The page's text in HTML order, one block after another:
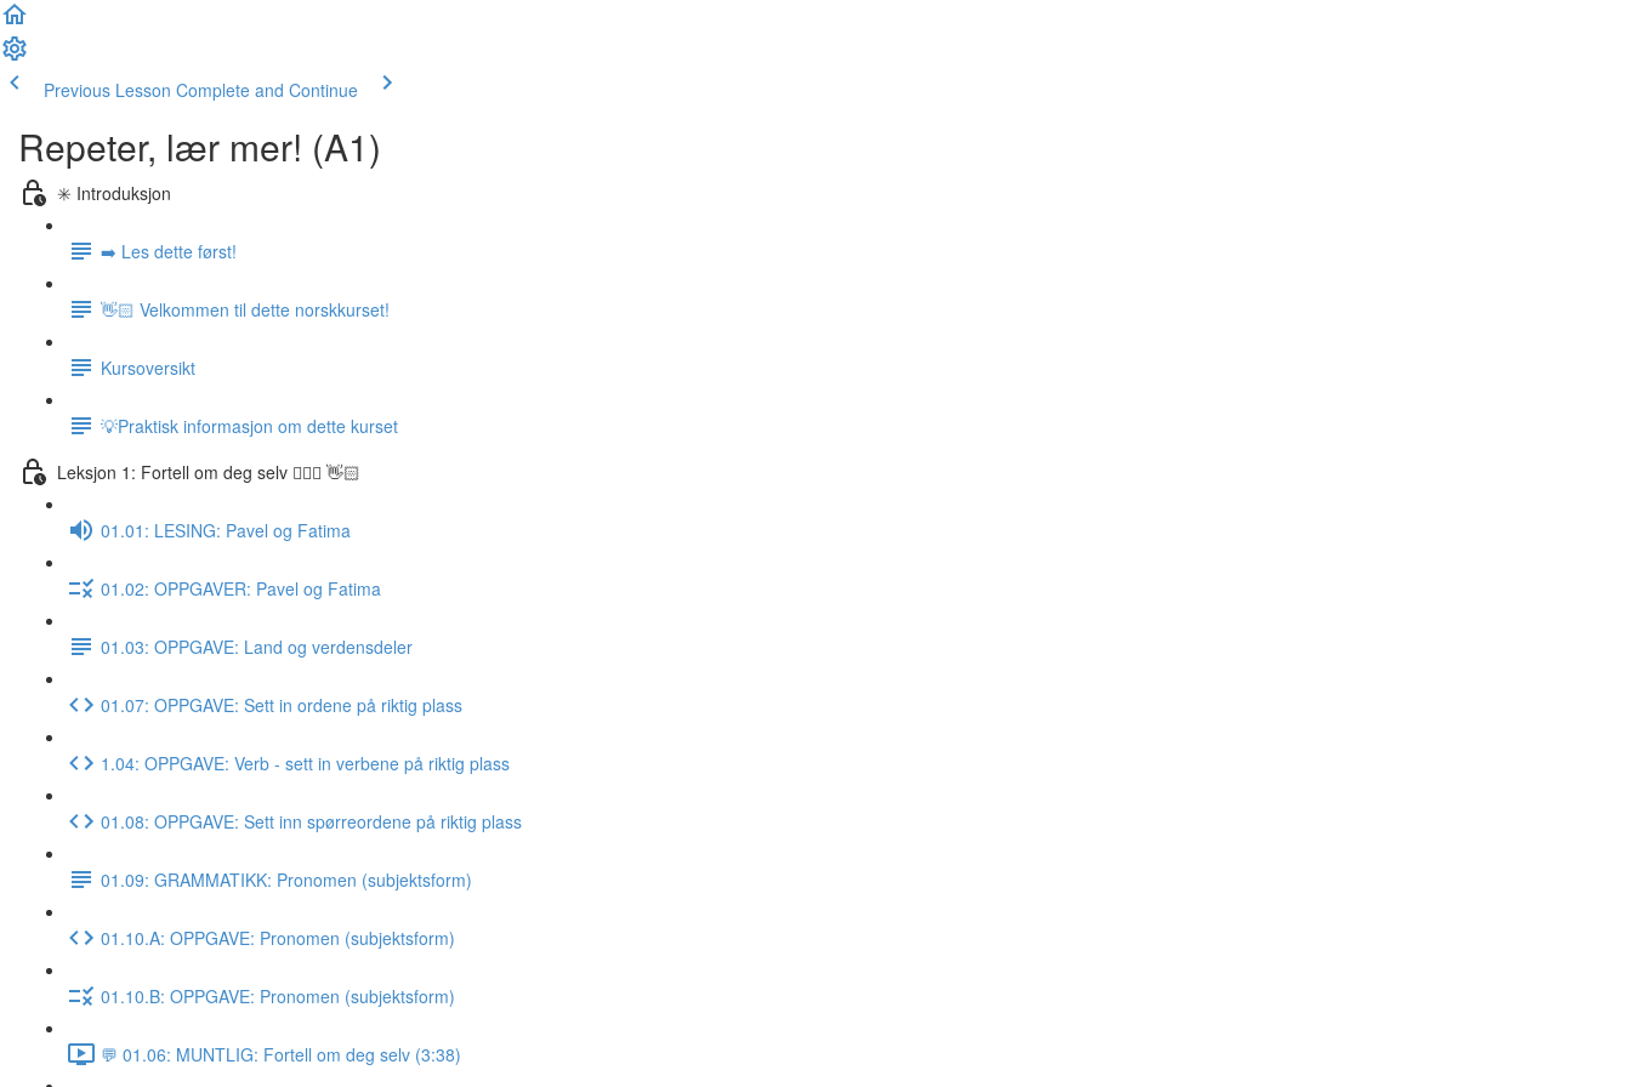
Previous Lesson Complete and Continue
Repeter, lær mer! (A1)
✳️ Introduksjon
➡️ Les dette først!
👋🏻 Velkommen til dette norskkurset!
Kursoversikt
💡Praktisk informasjon om dette kurset
Leksjon 1: Fortell om deg selv 🙋🏽‍♀️ 👋🏻
01.01: LESING: Pavel og Fatima
01.02: OPPGAVER: Pavel og Fatima
01.03: OPPGAVE: Land og verdensdeler
01.07: OPPGAVE: Sett in ordene på riktig plass
1.04: OPPGAVE: Verb - sett in verbene på riktig plass
01.08: OPPGAVE: Sett inn spørreordene på riktig plass
01.09: GRAMMATIKK: Pronomen (subjektsform)
01.10.A: OPPGAVE: Pronomen (subjektsform)
01.10.B: OPPGAVE: Pronomen (subjektsform)
💬 01.06: MUNTLIG: Fortell om deg selv (3:38)